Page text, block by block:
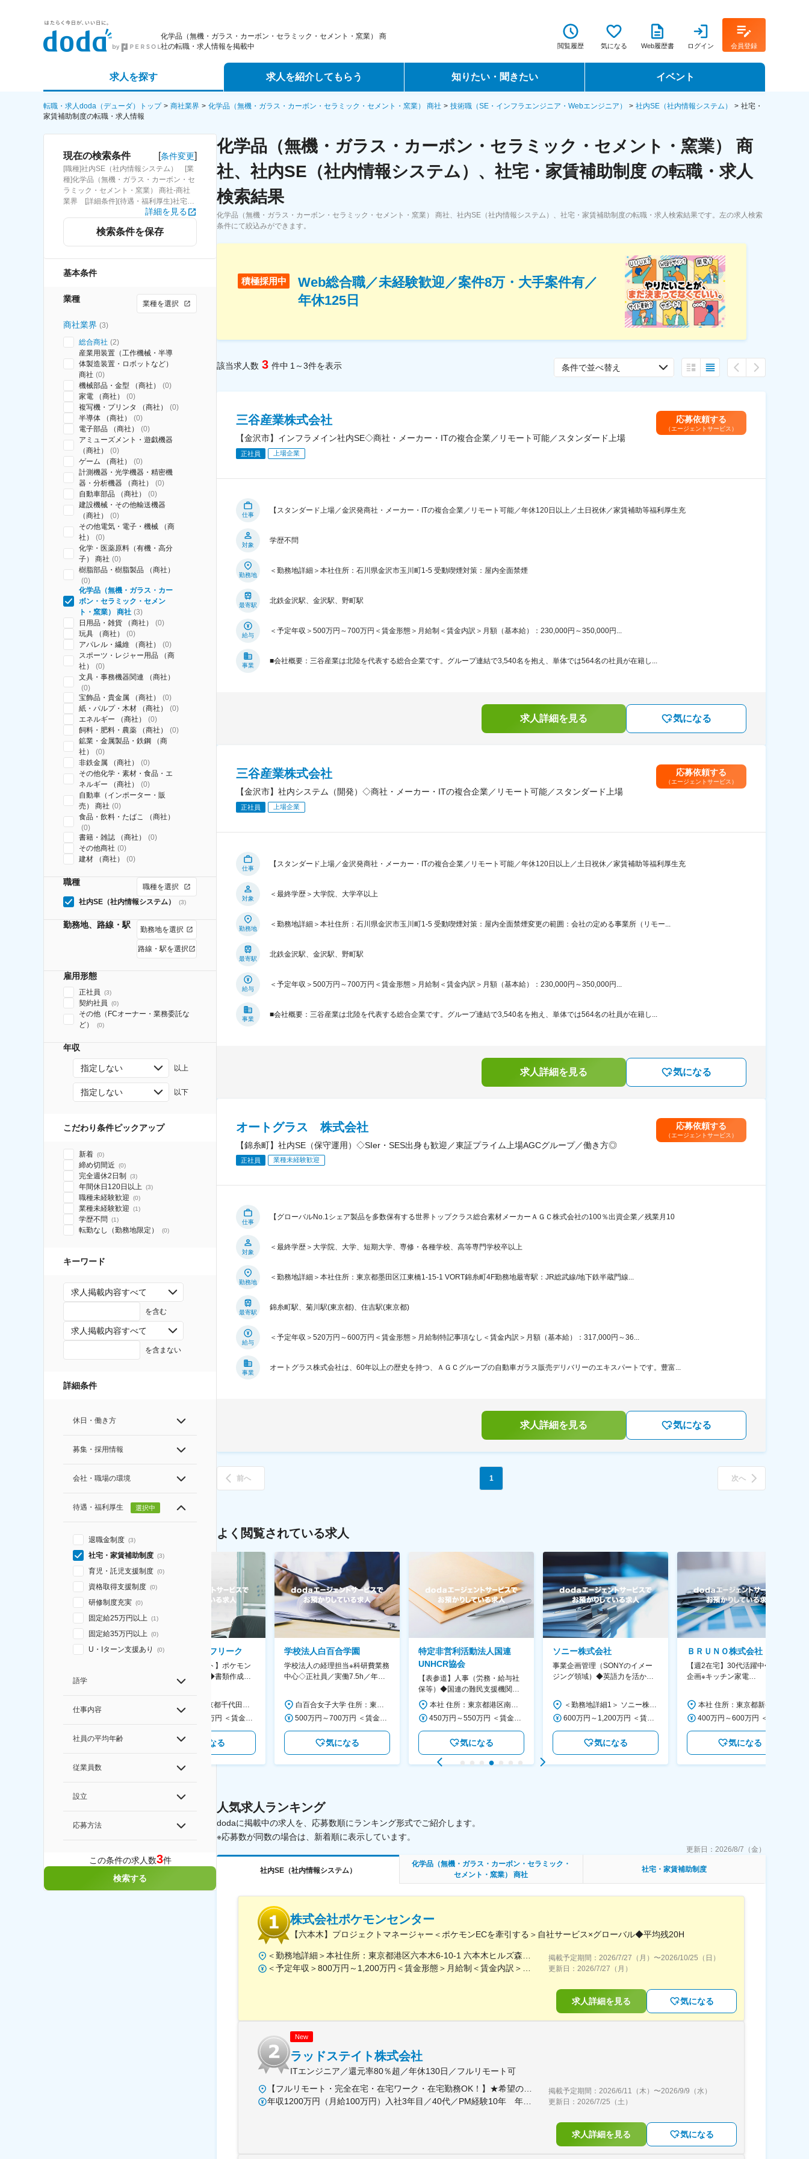
化学品（無機・ガラス・カーボン・セラミック・セメント・窯業） 商
社の転職・求人情報を掲載中
閲覧履歴 気になる Web履歴書 ログイン 会員登録
求人を探す
詳細条件から探す
新着求人から探す
求人特集から探す
求人を紹介してもらう
エージェントサービス
スカウトサービス
パートナーエージェントサービス
知りたい・聞きたい
転職ノウハウ
コラム・インタビュー
イベント
転職イベント・転職セミナー
転職セミナー動画
転職・求人doda（デューダ）トップ 商社業界 化学品（無機・ガラス・カーボン・セラミック・セメント・窯業） 商社 技術職（SE・インフラエンジニア・Webエンジニア） 社内SE（社内情報システム）
社宅・
家賃補助制度の転職・求人情報
現在の検索条件 [条件変更]
[職種]社内SE（社内情報システム） [業
種]化学品（無機・ガラス・カーボン・セ
ラミック・セメント・窯業） 商社-商社
業界 [詳細条件](待遇・福利厚生)社宅・
詳細を見る
検索条件を保存
基本条件
業種 業種を選択
商社業界 (3)
総合商社 (2)
産業用装置（工作機械・半導
体製造装置・ロボットなど）
商社 (0)
機械部品・金型 （商社）
(0)
家電 （商社）
(0)
複写機・プリンタ （商社）
(0)
半導体 （商社）
(0)
電子部品 （商社）
(0)
アミューズメント・遊戯機器
（商社）
(0)
ゲーム （商社）
(0)
計測機器・光学機器・精密機
器・分析機器 （商社）
(0)
自動車部品 （商社）
(0)
建設機械・その他輸送機器
（商社）
(0)
その他電気・電子・機械 （商
社）
(0)
化学・医薬原料（有機・高分
子） 商社 (0)
樹脂部品・樹脂製品 （商社）
(0)
化学品（無機・ガラス・カー
ボン・セラミック・セメン
ト・窯業） 商社 (3)
日用品・雑貨 （商社）
(0)
玩具 （商社）
(0)
アパレル・繊維 （商社）
(0)
スポーツ・レジャー用品 （商
社）
(0)
文具・事務機器関連 （商社）
(0)
宝飾品・貴金属 （商社）
(0)
紙・パルプ・木材 （商社）
(0)
エネルギー （商社）
(0)
飼料・肥料・農薬 （商社）
(0)
鉱業・金属製品・鉄鋼 （商
社）
(0)
非鉄金属 （商社）
(0)
その他化学・素材・食品・エ
ネルギー （商社）
(0)
自動車（インポーター・販
売） 商社 (0)
食品・飲料・たばこ （商社）
(0)
書籍・雑誌 （商社）
(0)
その他商社 (0)
建材 （商社）
(0)
職種
職種を選択
社内SE（社内情報システム）
(3)
勤務地、路線・駅 勤務地を選択
路線・駅を選択
雇用形態
正社員 (3)
契約社員 (0)
その他（FCオーナー・業務委託な
ど）
(0)
年収
指定しない 以上
指定しない 以下
こだわり条件ピックアップ
新着 (0)
締め切間近 (0)
完全週休2日制 (3)
年間休日120日以上 (3)
職種未経験歓迎 (0)
業種未経験歓迎 (1)
学歴不問 (1)
転勤なし（勤務地限定） (0)
キーワード
求人掲載内容すべて
を含む
求人掲載内容すべて
を含まない
詳細条件
休日・働き方
募集・採用情報
会社・職場の環境
待遇・福利厚生 選択中
退職金制度 (3)
社宅・家賃補助制度 (3)
育児・託児支援制度 (0)
資格取得支援制度 (0)
研修制度充実 (0)
固定給25万円以上 (1)
固定給35万円以上 (0)
U・Iターン支援あり (0)
語学
仕事内容
社員の平均年齢
従業員数
設立
応募方法
この条件の求人数3件
検索する
化学品（無機・ガラス・カーボン・セラミック・セメント・窯業） 商
社、社内SE（社内情報システム）、社宅・家賃補助制度 の転職・求人
検索結果
化学品（無機・ガラス・カーボン・セラミック・セメント・窯業） 商社、社内SE（社内情報システム）、社宅・家賃補助制度の転職・求人検索結果です。左の求人検索
条件にて絞込みができます。
積極採用中
Web総合職／未経験歓迎／案件8万・大手案件有／
年休125日
該当求人数 3 件中 1～3件を表示 条件で並べ替え
三谷産業株式会社
【金沢市】インフラメイン社内SE◇商社・メーカー・ITの複合企業／リモート可能／スタンダード上場
正社員 上場企業
応募依頼する
（エージェントサービス）
仕事
【スタンダード上場／金沢発商社・メーカー・ITの複合企業／リモート可能／年休120日以上／土日祝休／家賃補助等福利厚生充
対象
学歴不問
勤務地
＜勤務地詳細＞本社住所：石川県金沢市玉川町1-5 受動喫煙対策：屋内全面禁煙
最寄駅
北鉄金沢駅、金沢駅、野町駅
給与
＜予定年収＞500万円～700万円＜賃金形態＞月給制＜賃金内訳＞月額（基本給）：230,000円～350,000円...
事業
■会社概要：三谷産業は北陸を代表する総合企業です。グループ連結で3,540名を抱え、単体では564名の社員が在籍し...
求人詳細を見る 気になる
三谷産業株式会社
【金沢市】社内システム（開発）◇商社・メーカー・ITの複合企業／リモート可能／スタンダード上場
正社員 上場企業
応募依頼する
（エージェントサービス）
仕事
【スタンダード上場／金沢発商社・メーカー・ITの複合企業／リモート可能／年休120日以上／土日祝休／家賃補助等福利厚生充
対象
＜最終学歴＞大学院、大学卒以上
勤務地
＜勤務地詳細＞本社住所：石川県金沢市玉川町1-5 受動喫煙対策：屋内全面禁煙変更の範囲：会社の定める事業所（リモー...
最寄駅
北鉄金沢駅、金沢駅、野町駅
給与
＜予定年収＞500万円～700万円＜賃金形態＞月給制＜賃金内訳＞月額（基本給）：230,000円～350,000円...
事業
■会社概要：三谷産業は北陸を代表する総合企業です。グループ連結で3,540名を抱え、単体では564名の社員が在籍し...
求人詳細を見る 気になる
オートグラス 株式会社
【錦糸町】社内SE（保守運用）◇SIer・SES出身も歓迎／東証プライム上場AGCグループ／働き方◎
正社員 業種未経験歓迎
応募依頼する
（エージェントサービス）
仕事
【グローバルNo.1シェア製品を多数保有する世界トップクラス総合素材メーカーＡＧＣ株式会社の100％出資企業／残業月10
対象
＜最終学歴＞大学院、大学、短期大学、専修・各種学校、高等専門学校卒以上
勤務地
＜勤務地詳細＞本社住所：東京都墨田区江東橋1-15-1 VORT錦糸町4F勤務地最寄駅：JR総武線/地下鉄半蔵門線...
最寄駅
錦糸町駅、菊川駅(東京都)、住吉駅(東京都)
給与
＜予定年収＞520万円～600万円＜賃金形態＞月給制特記事項なし＜賃金内訳＞月額（基本給）：317,000円～36...
事業
オートグラス株式会社は、60年以上の歴史を持つ、ＡＧＣグループの自動車ガラス販売デリバリーのエキスパートです。豊富...
求人詳細を見る 気になる
前へ 1 次へ
よく閲覧されている求人
務・事務担当～開発部材の発注
気になる
株式会社ゲームフリーク
【庶務アシスタント】ポケモン
シリーズ開発企業◆書類作成・
本社 住所：東京都千代田区神田錦町2-2-1 KANDASQUARE 受動喫煙対策：屋内全面禁煙 変更の範囲：会社の定める事業所
350万円～500万円 ＜賃金形態＞ 月給制 ＜賃金内訳＞ 月額（基本給）：215,000円～307,000円 固定残業手当/月：76,700円～110,000円（固定残業時間45時間0分/月） 超過した時間外労働の残業手当は追加支給 ＜月給＞ 291,700円～417,000円（一律手当を含む） ＜昇給有無＞ 有 ＜残業手当＞ 有 ＜給与補足＞ ※経験・能力を考慮の上、年齢に関わりなく当社規定により優遇します。 賃金はあくまでも目安の金額であり、選考を通じて上下する可能性があります。 月給(月額)は固定手当を含めた表記です。
気になる
学校法人白百合学園
学校法人の経理担当※科研費業務
中心◇正社員／実働7.5h／年休
大学
白百合女子大学 住所：東京都調布市緑ヶ丘1-25 勤務地最寄駅：京王線／仙川駅 受動喫煙対策：屋内全面禁煙 変更の範囲：会社の定める事業所
500万円～700万円 ＜賃金形態＞ 月給制 ＜賃金内訳＞ 月額（基本給）：280,000円～430,000円 ＜月給＞ 280,000円～430,000円 ＜昇給有無＞ 有 ＜残業手当＞ 有 ＜給与補足＞ ※年齢・過去の経験に基づき、本学規定に合わせ決定 【残業手当】有 /残業時間に応じて全額支給（※想定年収に含む） 【各種手当】扶養手当/住宅手当/通勤手当 等 【賞与】年2回（6月、12月） 【昇給】年1回（4月） 賃金はあくまでも目安の金額であり、選考を通じて上下する可能性があります。 月給(月額)は固定手当を含めた表記です。
気になる
特定非営利活動法人国連
UNHCR協会
【表参道】人事（労務・給与社
保等）◆国連の難民支援機関の
活動を支える日本公式支援窓口
◆正職員登用前提
本社 住所：東京都港区南青山6-10-11 ウェスレーセンター3F 勤務地最寄駅：地下鉄各線／表参道駅 受動喫煙対策：屋内全面禁煙 変更の範囲：会社の定める事業所（リモートワーク含む）
450万円～550万円 ＜賃金形態＞ 月給制 ＜賃金内訳＞ 月額（基本給）：340,000円～420,000円 ＜月給＞ 340,000円～420,000円 ＜昇給有無＞ 有 ＜残業手当＞ 有 ＜給与補足＞ ※能力・経験によって決定します。 ■賞与あり（業績評価に応じて支給） 賃金はあくまでも目安の金額であり、選考を通じて上下する可能性があります。 月給(月額)は固定手当を含めた表記です。
気になる
ソニー株式会社
事業企画管理（SONYのイメー
ジング領域）◆英語力を活か
＜勤務地詳細1＞ ソニー株式会社 住所：神奈川県横浜市西区みなとみらい5-1-1 受動喫煙対策：屋内全面禁煙 ＜勤務地詳細2＞ ソニーシティ大崎 住所：東京都品川区大崎2-10-1 勤務地最寄駅：JR線／大崎駅 受動喫煙対策：屋内全面禁煙 変更の範囲：会社の定める事業所（リモートワーク含む）
600万円～1,200万円 ＜賃金形態＞ 月給制 ＜賃金内訳＞ 月額（基本給）：350,000円～500,000円 ＜月給＞ 350,000円～500,000円 ＜昇給有無＞ 有 ＜残業手当＞ 有 ＜給与補足＞ ※年収は経験や能力を考慮の上、当社規定により決定します。 賃金はあくまでも目安の金額であり、選考を通じて上下する可能性があります。 月給(月額)は固定手当を含めた表記です。
気になる
ＢＲＵＮＯ株式会社
【週2在宅】30代活躍中◆商品
企画※キッチン家電
画～調達／働き方◎
気になる
人気求人ランキング
dodaに掲載中の求人を、応募数順にランキング形式でご紹介します。
※応募数が同数の場合は、新着順に表示しています。
更新日： 2026/8/7（金）
社内SE（社内情報システム）
化学品（無機・ガラス・カーボン・セラミック・
セメント・窯業） 商社
社宅・家賃補助制度
株式会社ポケモンセンター
【六本木】プロジェクトマネージャー＜ポケモンECを牽引する＞自社サービス×グローバル◆平均残20H
＜勤務地詳細＞本社住所：東京都港区六本木6-10-1 六本木ヒルズ森タワー47F受動喫煙対策：屋内全面禁煙変更の範囲：会社の定める事業所（リモートワーク含む）
＜予定年収＞800万円～1,200万円＜賃金形態＞月給制＜賃金内訳＞月額（基本給）：598,822円～837,000円固定残業手当/月：109,011円～163,480円（固定残業時間25時間0分/月）超過した時間外労働の残業手当は追加支給＜月給＞707,833円～1,000,480円（一律手当を含む）＜昇給有無＞有＜残業手当＞有賃金はあくまでも目安の金額であり、選考を通じて上下する可能性があります。月給(月額)は固定手当を含めた表記です。
掲載予定期間： 2026/7/27（月） 〜2026/10/25（日）
更新日： 2026/7/27（月）
求人詳細を見る 気になる
New
ラッドステイト株式会社
ITエンジニア／還元率80％超／年休130日／フルリモート可
【フルリモート・完全在宅・在宅ワーク・在宅勤務OK！】★希望のない転勤はなし★プライベートを大切にした働き方を実現！★東京・大阪・名古屋・北海道・福岡など全国の希望の勤務地で希望の働き方ができます！★入社後に本人希望で上京や地方への引っ越しした方も複数名いて、その人に合った働き方を実現！★U・Iターン歓迎★受動喫煙対策：あり（全拠点）【勤務地詳細】■本社：品川駅直結 東京都港区港南2-16-1 品川イーストワンタワー7F■札幌：大通駅直結 北海道札幌市中央区大通西1-14-2 桂和大通ビル50 9F■名古屋：栄駅より徒歩5分 愛知県名古屋市中区栄3-15-33 栄ガスビル13F■大阪：南海なんば駅直結 大阪府大阪市浪速区難波中2-10-70 なんばパークスタワー19F■福岡：博多駅より徒歩2分 福岡県福岡市博多区博多駅前3-4-25 アクロスキューブ博多駅前
年収1200万円（月給100万円）入社3年目／40代／PM経験10年 年収930万円／（月給77万円）入社2年目／30代／PM経験6年
掲載予定期間： 2026/6/11（木） 〜2026/9/9（水）
更新日： 2026/7/25（土）
求人詳細を見る 気になる